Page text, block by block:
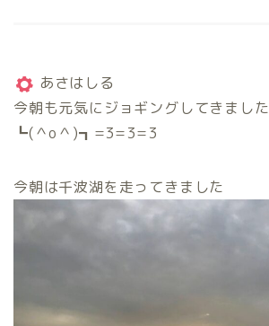
あさはしる
今朝も元気にジョギングしてきました
┗(＾o＾)┓=3=3=3
今朝は千波湖を走ってきました